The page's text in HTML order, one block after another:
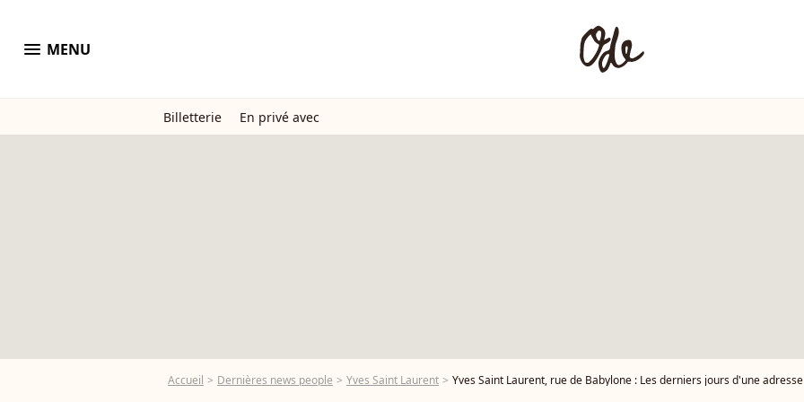
menu MENU
Billetterie En privé avec
Accueil Dernières news people Yves Saint Laurent Yves Saint Laurent, rue de Babylone : Les derniers jours d'une